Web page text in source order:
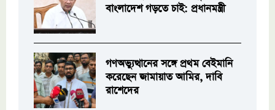
বাংলাদেশ গড়তে চাই: প্রধানমন্ত্রী
গণঅভ্যুত্থানের সঙ্গে প্রথম বেইমানি
করেছেন জামায়াত আমির, দাবি
রাশেদের